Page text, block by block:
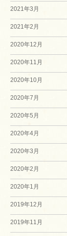
2021年3月
2021年2月
2020年12月
2020年11月
2020年10月
2020年7月
2020年5月
2020年4月
2020年3月
2020年2月
2020年1月
2019年12月
2019年11月